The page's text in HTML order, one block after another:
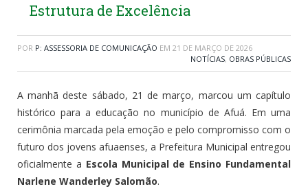
Estrutura de Excelência
POR P: ASSESSORIA DE COMUNICAÇÃO EM 21 DE MARÇO DE 2026
NOTÍCIAS, OBRAS PÚBLICAS
A manhã deste sábado, 21 de março, marcou um capítulo
histórico para a educação no município de Afuá. Em uma
cerimônia marcada pela emoção e pelo compromisso com o
futuro dos jovens afuaenses, a Prefeitura Municipal entregou
oficialmente a Escola Municipal de Ensino Fundamental
Narlene Wanderley Salomão.